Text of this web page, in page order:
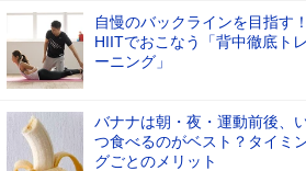
自慢のバックラインを目指す！
HIITでおこなう「背中徹底トレ
ーニング」
バナナは朝・夜・運動前後、
つ食べるのがベスト？タイミ
グごとのメリット